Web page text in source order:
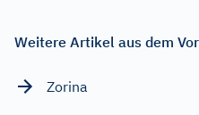
Weitere Artikel aus dem
Zorina